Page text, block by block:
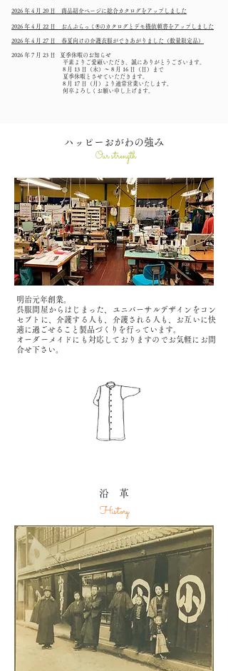
2026 年 4 月 20 日 商品紹介ページに総合カタログをアップしました
2026 年 4 月 22 日 おんぶらっく®のカタログとデモ機依頼書をアップしました
2026 年 4 月 27 日 春夏向けの介護衣服ができあがりました（数量限定品）
2026 年 7 月 23 日
夏季休暇のお知らせ
平素よりご愛顧いただき、誠にありがとうございます。
8 月 13 日（木）～ 8 月 16 日（日）まで
夏季休暇とさせていただきます。
8 月 17 日（月）より通常営業いたします。
何卒よろしくお願い申し上げます。
​ハッピーおがわの強み
Our strength
明治元年創業。
呉服問屋からはじまった、ユニバーサルデザインをコン
セプトに、介護する人も、介護される人も、お互いに快
適に過ごせること製品づくりを行っています。
​オーダーメイドにも対応しておりますのでお気軽にお問
合せ下さい。
沿 革
History